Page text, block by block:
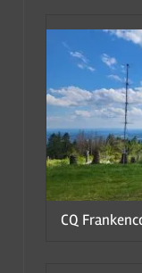
CQ